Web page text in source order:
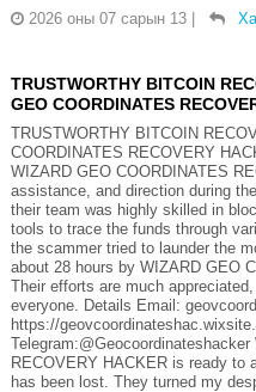
2026 оны 07 сарын 13 |
TRUSTWORTHY BITCOIN
GEO COORDINATES
TRUSTWORTHY BITCOIN
COORDINATES RECOVERY
WIZARD GEO COORDINATES
assistance, and direction during
their team was highly skilled in
tools to trace the funds through
the scammer tried to launder the
about 28 hours by WIZARD GEO
Their efforts are much
everyone. Details Email:
https://
RECOVERY HACKER is ready to
has been lost. They turned my